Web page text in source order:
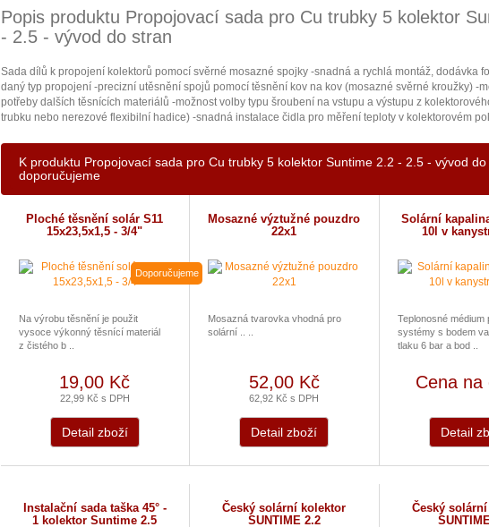
Popis produktu Propojovací sada pro Cu trubky 5 kolektor
- 2.5 - vývod do stran
Sada dílů k propojení kolektorů pomocí svěrné mosazné spojky -snadná a rychlá montáž, dodávka
daný typ propojení -precizní utěsnění spojů pomocí těsnění kov na kov (mosazné svěrné kroužky) -
potřeby dalších těsnících materiálů -možnost volby typu šroubení na vstupu a výstupu z
trubku nebo nerezové flexibilní hadice) -snadná instalace čidla pro měření teploty v kolektorovém
K produktu Propojovací sada pro Cu trubky 5 kolektor Suntime 2.2 - 2.5 - vývod do
doporučujeme
Ploché těsnění solár S11
15x23,5x1,5 - 3/4"
Doporučujeme
Na výrobu těsnění je použit
vysoce výkonný těsnící materiál
z čistého b ..
19,00 Kč
22,99 Kč s DPH
Detail zboží
Mosazné výztužné pouzdro
22x1
Mosazná tvarovka vhodná pro
solární .. ..
52,00 Kč
62,92 Kč s DPH
Detail zboží
Solární
10l v
Teplonosné médium
systémy s bodem
tlaku 6 bar a bod ..
Cena na
Detail
Instalační sada taška 45° -
1 kolektor Suntime 2.5
Český solární kolektor
SUNTIME 2.2
Český